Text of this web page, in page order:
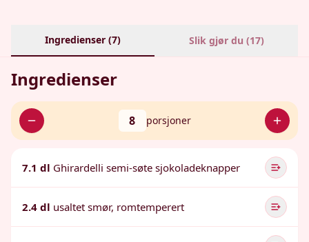
Ingredienser (7) Slik gjør du (17)
Ingredienser
8 porsjoner
7.1 dl Ghirardelli semi-søte sjokoladeknapper
2.4 dl usaltet smør, romtemperert